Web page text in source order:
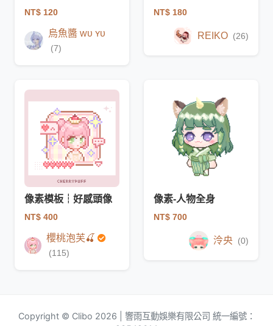
NT$ 120
烏魚醬 ᴡᴜ ʏᴜ
(7)
NT$ 180
REIKO (26)
像素模板┆好感頭像
NT$ 400
櫻桃泡芙🍒
(115)
像素-人物全身
NT$ 700
泠央 (0)
Copyright © Clibo 2026 | 響雨互動娛樂有限公司 統一編號：